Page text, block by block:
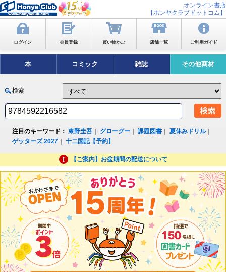
オンライン書店
【ホンヤクラブドットコム】
ログイン 会員登録 買い物かご 店舗一覧 ご利用ガイド
本 コミック 雑誌 その他商材
検索
注目のキーワード： 東野圭吾 グローグー ｜課題図書 ｜夏休みドリル｜
ゲッターズ 2027 ｜十二国記【予約】
【ご案内】お盆期間の配送について